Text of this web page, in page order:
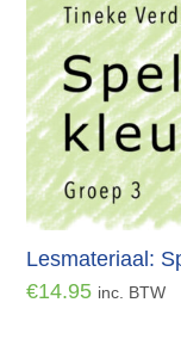
Lesmateriaal:
€14.95 inc. BTW